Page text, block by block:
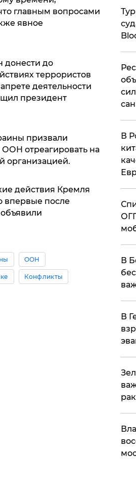
главным вопросами
явное
донести до
террористов
деятельности
президент
призвали
отреагировать на
организацией.
действия Кремля
впервые после
ООН
Конфликты
В
В
В